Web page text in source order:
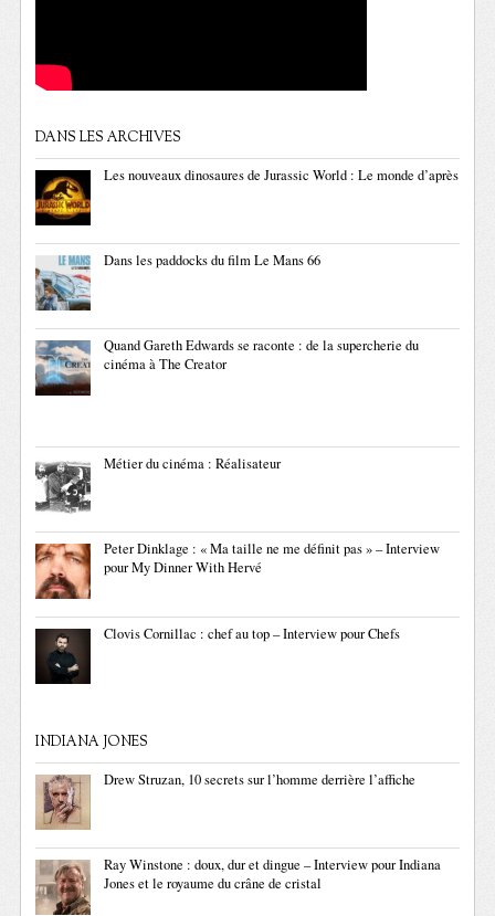
DANS LES ARCHIVES
Les nouveaux dinosaures de Jurassic World : Le monde d’après
Dans les paddocks du film Le Mans 66
Quand Gareth Edwards se raconte : de la supercherie du
cinéma à The Creator
Métier du cinéma : Réalisateur
Peter Dinklage : « Ma taille ne me définit pas » – Interview
pour My Dinner With Hervé
Clovis Cornillac : chef au top – Interview pour Chefs
INDIANA JONES
Drew Struzan, 10 secrets sur l’homme derrière l’affiche
Ray Winstone : doux, dur et dingue – Interview pour Indiana
Jones et le royaume du crâne de cristal